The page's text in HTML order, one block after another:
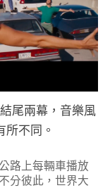
尾兩幕，音樂風
不同。
路上每輛車播放
分彼此，世界大